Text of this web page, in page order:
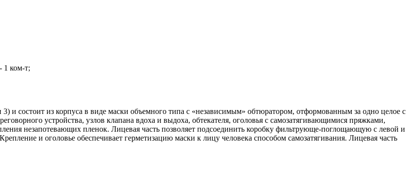
1 ком-т;
и состоит из корпуса в виде маски объемного типа с «независимым» обтюратором, отформованным за одно целое с
устройства, узлов клапана вдоха и выдоха, обтекателя, оголовья с самозатягивающимися пряжками,
незапотевающих пленок. Лицевая часть позволяет подсоединить коробку фильтрующе-поглощающую с левой и
и оголовье обеспечивает герметизацию маски к лицу человека способом самозатягивания. Лицевая часть